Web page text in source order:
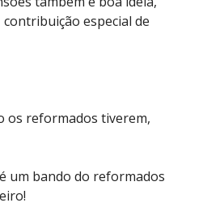
especial de
os reformados tiverem,
um bando do reformados